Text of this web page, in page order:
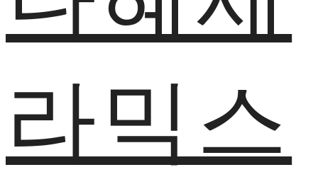
라믹스